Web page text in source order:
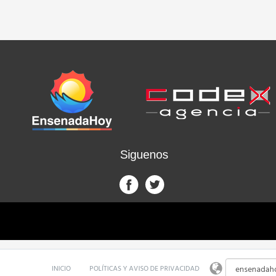
Siguenos
INICIO POLÍTICAS Y AVISO DE PRIVACIDAD